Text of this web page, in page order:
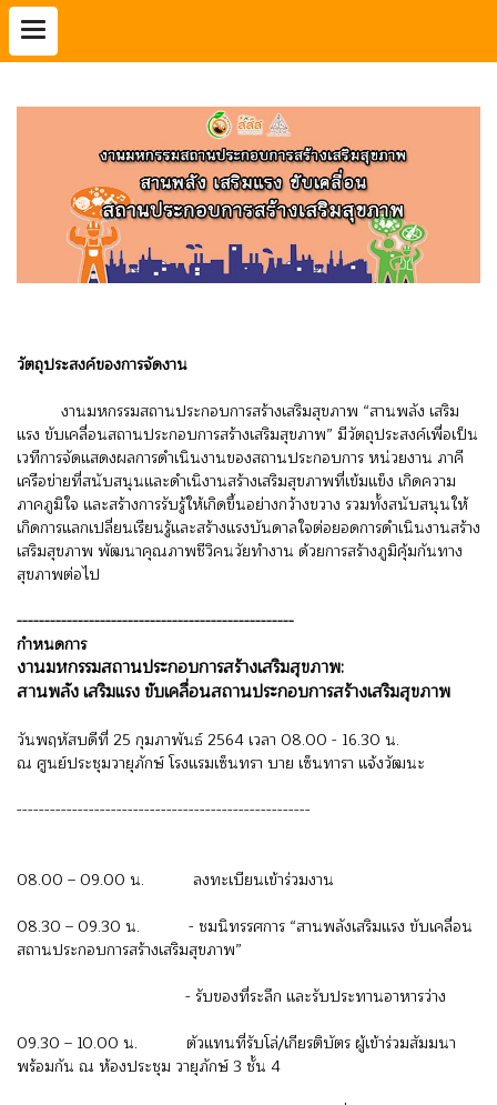
วัตถุประสงค์ของการจัดงาน
งานมหกรรมสถานประกอบการสร้างเสริมสุขภาพ “สานพลัง เสริม
แรง ขับเคลื่อนสถานประกอบการสร้างเสริมสุขภาพ” มีวัตถุประสงค์เพื่อเป็น
เวทีการจัดแสดงผลการดำเนินงานของสถานประกอบการ หน่วยงาน ภาคี
เครือข่ายที่สนับสนุนและดำเนิงานสร้างเสริมสุขภาพที่เข้มแข็ง เกิดความ
ภาคภูมิใจ และสร้างการรับรู้ให้เกิดขึ้นอย่างกว้างขวาง รวมทั้งสนับสนุนให้
เกิดการแลกเปลี่ยนเรียนรู้และสร้างแรงบันดาลใจต่อยอดการดำเนินงานสร้าง
เสริมสุขภาพ พัฒนาคุณภาพชีวิคนวัยทำงาน ด้วยการสร้างภูมิคุ้มกันทาง
สุขภาพต่อไป
--------------------------------------------------
กำหนดการ
งานมหกรรมสถานประกอบการสร้างเสริมสุขภาพ:
สานพลัง เสริมแรง ขับเคลื่อนสถานประกอบการสร้างเสริมสุขภาพ
วันพฤหัสบดีที่ 25 กุมภาพันธ์ 2564 เวลา 08.00 - 16.30 น.
ณ ศูนย์ประชุมวายุภักษ์ โรงแรมเซ็นทรา บาย เซ็นทารา แจ้งวัฒนะ
-----------------------------------------------------
08.00 – 09.00 น. ลงทะเบียนเข้าร่วมงาน
08.30 – 09.30 น. - ชมนิทรรศการ “สานพลังเสริมแรง ขับเคลื่อน
สถานประกอบการสร้างเสริมสุขภาพ”
- รับของที่ระลึก และรับประทานอาหารว่าง
09.30 – 10.00 น. ตัวแทนที่รับโล่/เกียรติบัตร ผู้เข้าร่วมสัมมนา
พร้อมกัน ณ ห้องประชุม วายุภักษ์ 3 ชั้น 4